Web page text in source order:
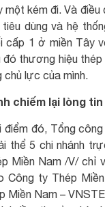
một kém đi. Và
dùng và hệ
cấp 1 ở miền Tây
đó thương hiệu
lực của mình.
chiếm lại lòng
điểm đó, Tổng
thể 5 chi nhánh
Miền Nam /V/
Công ty Thép
Miền Nam –